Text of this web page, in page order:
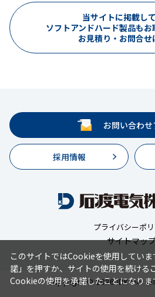
当サイトに掲載し
ソフトアンドハード製品も
お見積り・お問合せ
お問い合わ
採用情報
プライバシーポ
サイトマッ
Copyright © 2026 IDK Inc.
このサイトではCookieを使用していま
諾」を押すか、サイトの使用を続ける
Cookieの使用を承諾したことになりま